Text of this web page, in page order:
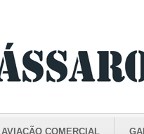
AVIAÇÃO COMERCIAL